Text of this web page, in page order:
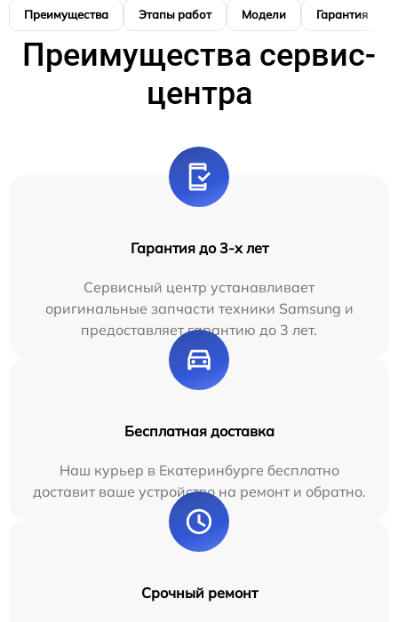
Преимущества Этапы работ Модели Гарантия
Преимущества сервис-
центра
Гарантия до 3-х лет
Сервисный центр устанавливает
оригинальные запчасти техники Samsung и
предоставляет гарантию до 3 лет.
Бесплатная доставка
Наш курьер в Екатеринбурге бесплатно
доставит ваше устройство на ремонт и обратно.
Срочный ремонт